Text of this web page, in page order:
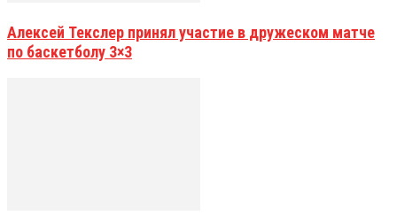
Алексей Текслер принял участие в дружеском матче
по баскетболу 3×3